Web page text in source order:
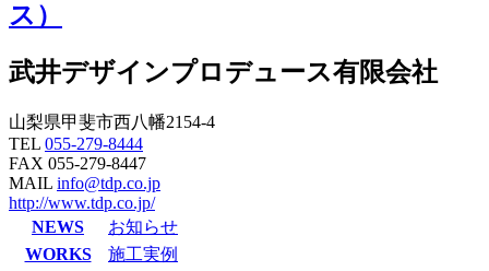
ス）
武井デザインプロデュース有限会社
山梨県甲斐市西八幡2154-4
TEL 055-279-8444
FAX 055-279-8447
MAIL info@tdp.co.jp
http://www.tdp.co.jp/
NEWS
お知らせ
WORKS
施工実例